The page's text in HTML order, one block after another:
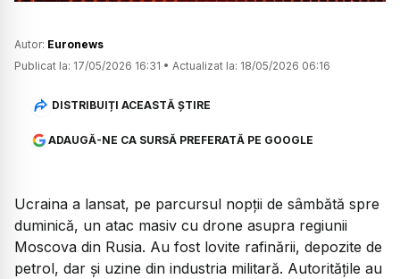
Autor: Euronews
Publicat la: 17/05/2026 16:31 • Actualizat la: 18/05/2026 06:16
DISTRIBUIȚI ACEASTĂ ȘTIRE
ADAUGĂ-NE CA SURSĂ PREFERATĂ PE GOOGLE
Ucraina a lansat, pe parcursul nopții de sâmbătă spre
duminică, un atac masiv cu drone asupra regiunii
Moscova din Rusia. Au fost lovite rafinării, depozite de
petrol, dar și uzine din industria militară. Autoritățile au